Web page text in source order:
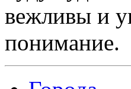
вежливы и
понимание.